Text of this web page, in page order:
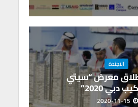
الاجندة
معرض “سيتي
دبي 2020”
2020-11-15